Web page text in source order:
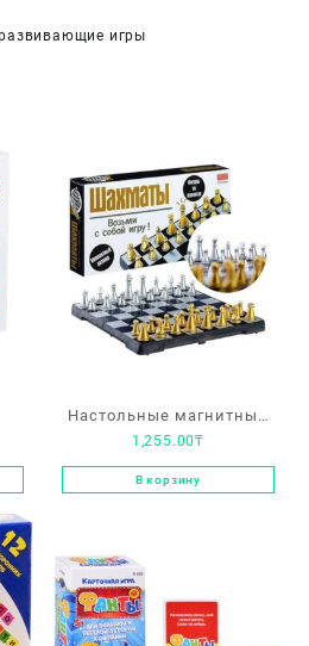
игры
Настольные магнитные
шахматы
1,255.00₸
В корзину